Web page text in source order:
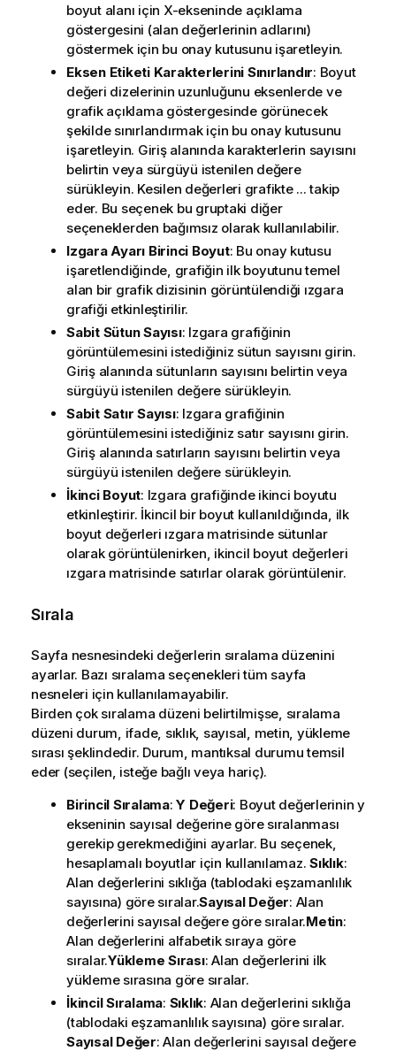
boyut alanı için X-ekseninde açıklama
göstergesini (alan değerlerinin adlarını)
göstermek için bu onay kutusunu işaretleyin.
Eksen Etiketi Karakterlerini Sınırlandır: Boyut
değeri dizelerinin uzunluğunu eksenlerde ve
grafik açıklama göstergesinde görünecek
şekilde sınırlandırmak için bu onay kutusunu
işaretleyin. Giriş alanında karakterlerin sayısını
belirtin veya sürgüyü istenilen değere
sürükleyin. Kesilen değerleri grafikte ... takip
eder. Bu seçenek bu gruptaki diğer
seçeneklerden bağımsız olarak kullanılabilir.
Izgara Ayarı Birinci Boyut: Bu onay kutusu
işaretlendiğinde, grafiğin ilk boyutunu temel
alan bir grafik dizisinin görüntülendiği ızgara
grafiği etkinleştirilir.
Sabit Sütun Sayısı: Izgara grafiğinin
görüntülemesini istediğiniz sütun sayısını girin.
Giriş alanında sütunların sayısını belirtin veya
sürgüyü istenilen değere sürükleyin.
Sabit Satır Sayısı: Izgara grafiğinin
görüntülemesini istediğiniz satır sayısını girin.
Giriş alanında satırların sayısını belirtin veya
sürgüyü istenilen değere sürükleyin.
İkinci Boyut: Izgara grafiğinde ikinci boyutu
etkinleştirir. İkincil bir boyut kullanıldığında, ilk
boyut değerleri ızgara matrisinde sütunlar
olarak görüntülenirken, ikincil boyut değerleri
ızgara matrisinde satırlar olarak görüntülenir.
Sırala
Sayfa nesnesindeki değerlerin sıralama düzenini
ayarlar. Bazı sıralama seçenekleri tüm sayfa
nesneleri için kullanılamayabilir.
Birden çok sıralama düzeni belirtilmişse, sıralama
düzeni durum, ifade, sıklık, sayısal, metin, yükleme
sırası şeklindedir. Durum , mantıksal durumu temsil
eder (seçilen, isteğe bağlı veya hariç).
Birincil Sıralama:Y Değeri: Boyut değerlerinin y
ekseninin sayısal değerine göre sıralanması
gerekip gerekmediğini ayarlar. Bu seçenek,
hesaplamalı boyutlar için kullanılamaz. Sıklık:
Alan değerlerini sıklığa (tablodaki eşzamanlılık
sayısına) göre sıralar.Sayısal Değer: Alan
değerlerini sayısal değere göre sıralar.Metin:
Alan değerlerini alfabetik sıraya göre
sıralar.Yükleme Sırası: Alan değerlerini ilk
yükleme sırasına göre sıralar.
İkincil Sıralama: Sıklık: Alan değerlerini sıklığa
(tablodaki eşzamanlılık sayısına) göre sıralar.
Sayısal Değer: Alan değerlerini sayısal değere